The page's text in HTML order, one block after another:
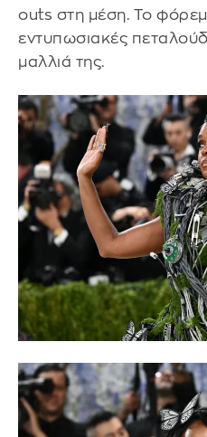
outs στη μέση. Το
εντυπωσιακές
μαλλιά της.